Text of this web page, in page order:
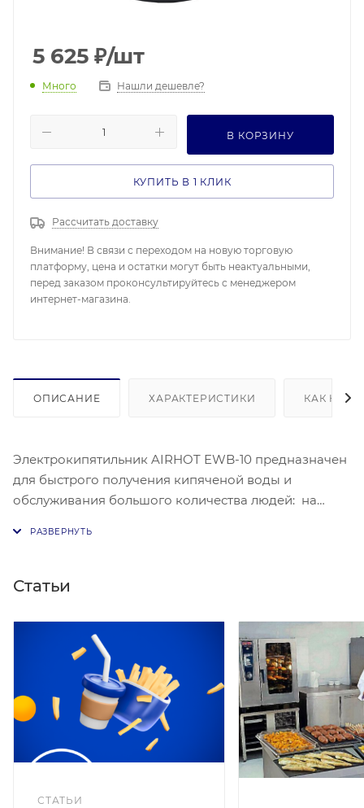
5 625 ₽/шт
Много Нашли дешевле?
В КОРЗИНУ
КУПИТЬ В 1 КЛИК
Рассчитать доставку
Внимание! В связи с переходом на новую торговую
платформу, цена и остатки могут быть неактуальными,
перед заказом проконсультируйтесь с менеджером
интернет-магазина.
ОПИСАНИЕ ХАРАКТЕРИСТИКИ КАК
Электрокипятильник AIRHOT EWB-10 предназначен
для быстрого получения кипяченой воды и
обслуживания большого количества людей: на
офисах, в медицинских заведениях.
подачи воды Температурный режим: +30/+100ºС
Визуальный контроль уровня воды Автоматический
контроль температуры воды Закрытый тэн
Индикатор нагрева Время нагрева полного объема
воды (мин.): 37
Статьи
СТАТЬИ